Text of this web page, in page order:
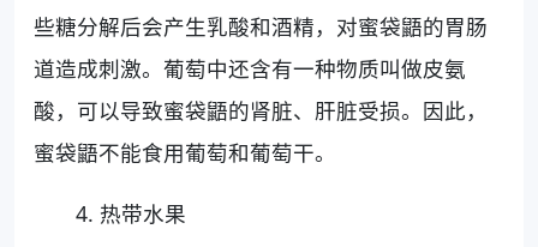
些糖分解后会产生乳酸和酒精，对蜜袋鼯的胃肠
道造成刺激。葡萄中还含有一种物质叫做皮氨
酸，可以导致蜜袋鼯的肾脏、肝脏受损。因此，
蜜袋鼯不能食用葡萄和葡萄干。
4. 热带水果